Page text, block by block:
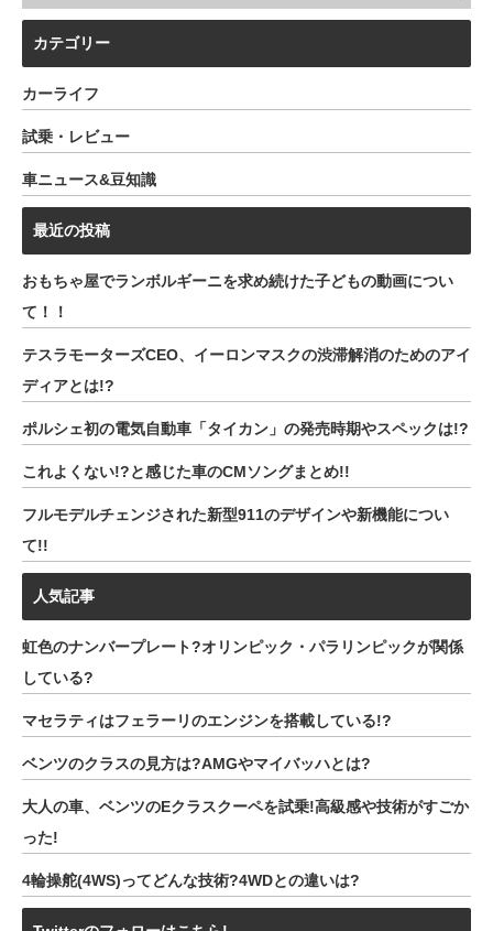
カテゴリー
カーライフ
試乗・レビュー
車ニュース&豆知識
最近の投稿
おもちゃ屋でランボルギーニを求め続けた子どもの動画につい
て！！
テスラモーターズCEO、イーロンマスクの渋滞解消のためのアイ
ディアとは!?
ポルシェ初の電気自動車「タイカン」の発売時期やスペックは!?
これよくない!?と感じた車のCMソングまとめ!!
フルモデルチェンジされた新型911のデザインや新機能につい
て!!
人気記事
虹色のナンバープレート?オリンピック・パラリンピックが関係
している?
マセラティはフェラーリのエンジンを搭載している!?
ベンツのクラスの見方は?AMGやマイバッハとは?
大人の車、ベンツのEクラスクーペを試乗!高級感や技術がすごか
った!
4輪操舵(4WS)ってどんな技術?4WDとの違いは?